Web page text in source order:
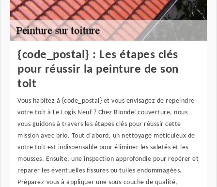
{code_postal} : Les étapes clés
pour réussir la peinture de son
toit
Vous habitez à {code_postal} et vous envisagez de repeindre
votre toit à Le Logis Neuf ? Chez Blondel couverture, nous
vous guidons à travers les étapes clés pour réussir cette
mission avec brio. Tout d'abord, un nettoyage méticuleux de
votre toit est indispensable pour éliminer les saletés et les
mousses. Ensuite, une inspection approfondie pour repérer et
réparer les éventuelles fissures ou tuiles endommagées.
Préparez-vous à appliquer une sous-couche de qualité,